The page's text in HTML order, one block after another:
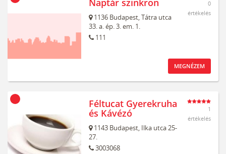
Naptár szinkron
1136 Budapest,Tátra utca
33. a. ép. 3. em. 1.
111
0
értékelés
MEGNÉZEM
Féltucat Gyerekruha
és Kávézó
1143 Budapest, Ilka utca 25-
27.
3003068
1
értékelés